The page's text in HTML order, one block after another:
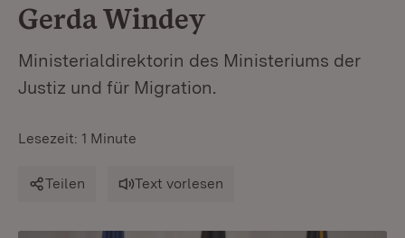
Gerda Windey
Ministerialdirektorin des Ministeriums der
Justiz und für Migration.
Lesezeit: 1 Minute
Teilen Text vorlesen